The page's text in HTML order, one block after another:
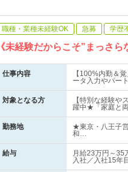
職種・業種未経験OK 急募 学歴
《未経験だからこそ”まっさ
仕事内容
【100%内勤＆
ータ入力やパー
対象となる方
【特別な経験や
躍中★「家庭と
勤務地
★東京・八王子
和…
給与
月給23万円～35
入社／入社15年